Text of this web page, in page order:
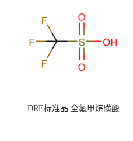
（泰坦现货供应）
DRE标准品 全氟甲烷磺酸